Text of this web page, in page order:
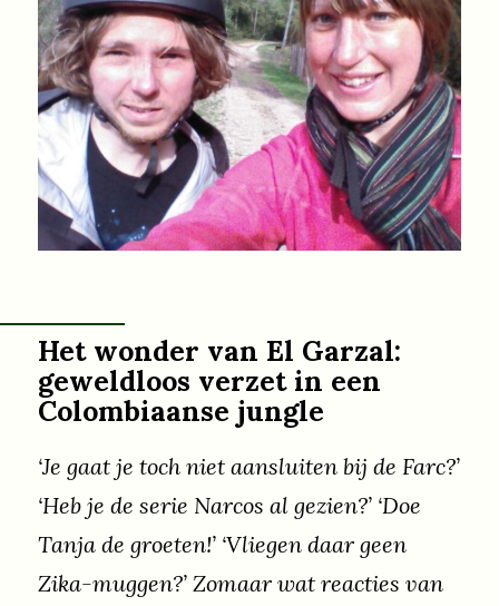
Het wonder van El Garzal:
geweldloos verzet in een
Colombiaanse jungle
‘Je gaat je toch niet aansluiten bij de Farc?’
‘Heb je de serie Narcos al gezien?’ ‘Doe
Tanja de groeten!’ ‘Vliegen daar geen
Zika-muggen?’ Zomaar wat reacties van